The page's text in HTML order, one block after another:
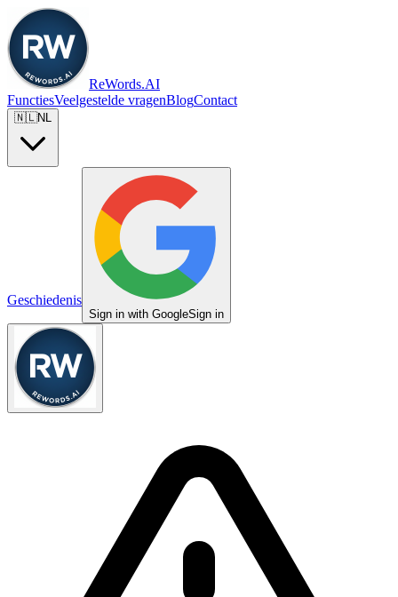
ReWords.AI
FunctiesVeelgestelde vragenBlogContact
🇳🇱NL
Geschiedenis
Sign in with GoogleSign in